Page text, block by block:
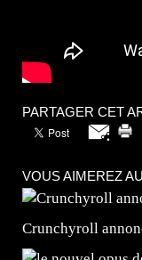
PARTAGER CET
VOUS AIMEREZ
Crunchyroll